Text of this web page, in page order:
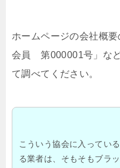
ホームページの会社概
会員 第000001号」な
て調べてください。
こういう協会に入ってい
る業者は、そもそもブラ